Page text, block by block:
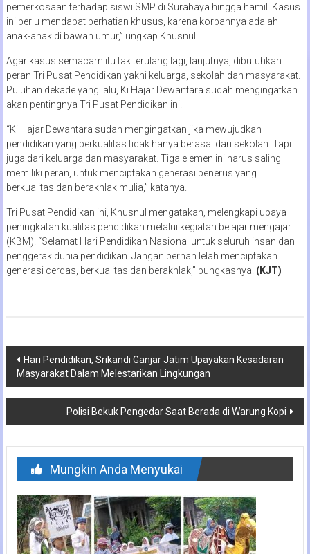
pemerkosaan terhadap siswi SMP di Surabaya hingga hamil. Kasus
ini perlu mendapat perhatian khusus, karena korbannya adalah
anak-anak di bawah umur,” ungkap Khusnul.
Agar kasus semacam itu tak terulang lagi, lanjutnya, dibutuhkan
peran Tri Pusat Pendidikan yakni keluarga, sekolah dan masyarakat.
Puluhan dekade yang lalu, Ki Hajar Dewantara sudah mengingatkan
akan pentingnya Tri Pusat Pendidikan ini.
“Ki Hajar Dewantara sudah mengingatkan jika mewujudkan
pendidikan yang berkualitas tidak hanya berasal dari sekolah. Tapi
juga dari keluarga dan masyarakat. Tiga elemen ini harus saling
memiliki peran, untuk menciptakan generasi penerus yang
berkualitas dan berakhlak mulia,” katanya.
Tri Pusat Pendidikan ini, Khusnul mengatakan, melengkapi upaya
peningkatan kualitas pendidikan melalui kegiatan belajar mengajar
(KBM). “Selamat Hari Pendidikan Nasional untuk seluruh insan dan
penggerak dunia pendidikan. Jangan pernah lelah menciptakan
generasi cerdas, berkualitas dan berakhlak,” pungkasnya. (KJT)
Navigasi
pos
Hari Pendidikan, Srikandi Ganjar Jatim Upayakan Kesadaran
Masyarakat Dalam Melestarikan Lingkungan
Polisi Bekuk Pengedar Saat Berada di Warung Kopi
Mungkin Anda Menyukai